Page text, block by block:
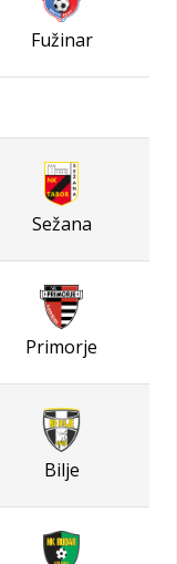
Fužinar
Sežana
Primorje
Bilje